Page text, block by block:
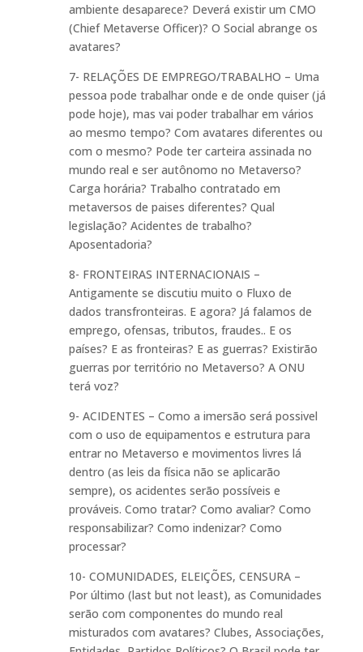
ambiente desaparece? Deverá existir um CMO
(Chief Metaverse Officer)? O Social abrange os
avatares?
7- RELAÇÕES DE EMPREGO/TRABALHO – Uma
pessoa pode trabalhar onde e de onde quiser (já
pode hoje), mas vai poder trabalhar em vários
ao mesmo tempo? Com avatares diferentes ou
com o mesmo? Pode ter carteira assinada no
mundo real e ser autônomo no Metaverso?
Carga horária? Trabalho contratado em
metaversos de paises diferentes? Qual
legislação? Acidentes de trabalho?
Aposentadoria?
8- FRONTEIRAS INTERNACIONAIS –
Antigamente se discutiu muito o Fluxo de
dados transfronteiras. E agora? Já falamos de
emprego, ofensas, tributos, fraudes.. E os
países? E as fronteiras? E as guerras? Existirão
guerras por território no Metaverso? A ONU
terá voz?
9- ACIDENTES – Como a imersão será possivel
com o uso de equipamentos e estrutura para
entrar no Metaverso e movimentos livres lá
dentro (as leis da física não se aplicarão
sempre), os acidentes serão possíveis e
prováveis. Como tratar? Como avaliar? Como
responsabilizar? Como indenizar? Como
processar?
10- COMUNIDADES, ELEIÇÕES, CENSURA –
Por último (last but not least), as Comunidades
serão com componentes do mundo real
misturados com avatares? Clubes, Associações,